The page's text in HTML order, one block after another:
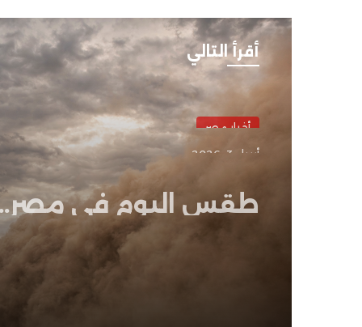
أقرأ التالي
أخبار مصر
طقس اليوم في مصر..
الأرصاد تكشف مناطق
السحب الممطرة
المثارة وتحذر من